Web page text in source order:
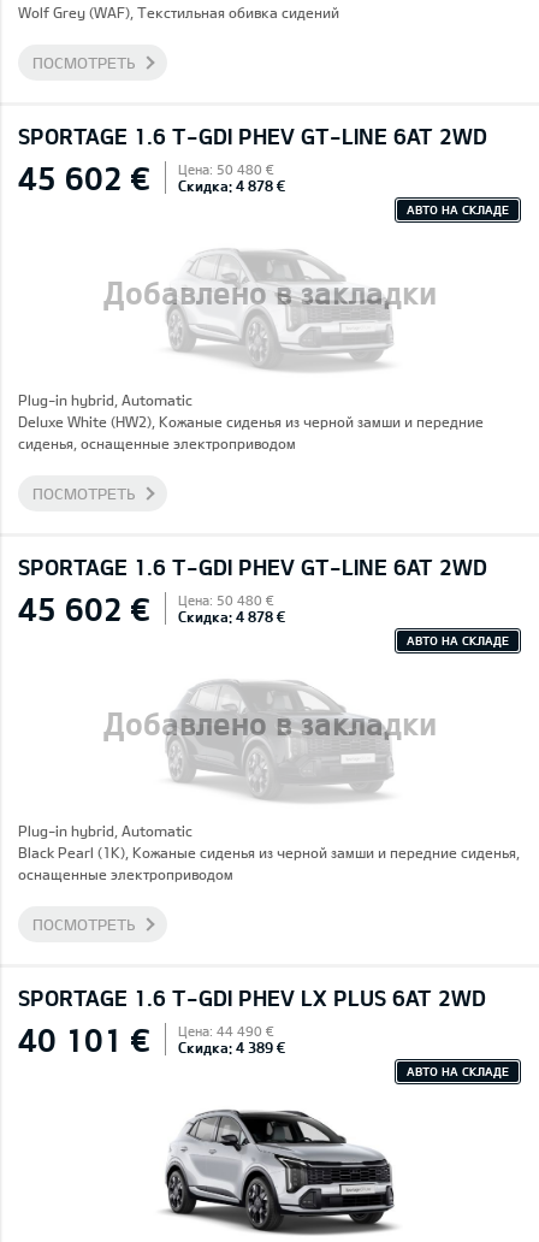
Wolf Grey (WAF), Текстильная обивка сидений
ПОСМОТРЕТЬ
SPORTAGE 1.6 T-GDI PHEV GT-LINE 6AT 2WD
Добавлено в закладки
45 602 € Цена: 50 480 €
Скидка: 4 878 €
АВТО НА СКЛАДЕ
Plug-in hybrid, Automatic
Deluxe White (HW2), Кожаные сиденья из черной замши и передние
сиденья, оснащенные электроприводом
ПОСМОТРЕТЬ
SPORTAGE 1.6 T-GDI PHEV GT-LINE 6AT 2WD
Добавлено в закладки
45 602 € Цена: 50 480 €
Скидка: 4 878 €
АВТО НА СКЛАДЕ
Plug-in hybrid, Automatic
Black Pearl (1K), Кожаные сиденья из черной замши и передние сиденья,
оснащенные электроприводом
ПОСМОТРЕТЬ
SPORTAGE 1.6 T-GDI PHEV LX PLUS 6AT 2WD
40 101 € Цена: 44 490 €
Скидка: 4 389 €
АВТО НА СКЛАДЕ